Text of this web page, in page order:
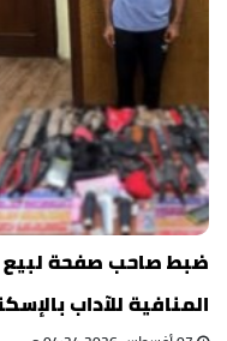
ضبط صاحب صفحة لبيع
المنافية للآداب